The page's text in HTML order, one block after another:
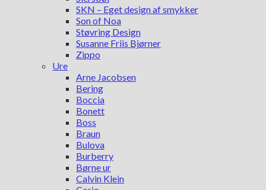
SKN – Eget design af smykker
Son of Noa
Støvring Design
Susanne Friis Bjørner
Zippo
Ure
Arne Jacobsen
Bering
Boccia
Bonett
Boss
Braun
Bulova
Burberry
Børne ur
Calvin Klein